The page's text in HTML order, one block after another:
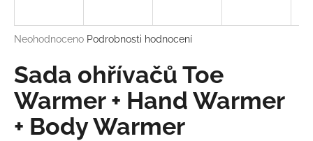
Průměrné
produktu
je
0,0
z
hvězdiček.
Neohodnoceno Podrobnosti hodnocení
Sada ohřívačů Toe
Warmer + Hand Warmer
+ Body Warmer
j
t
?